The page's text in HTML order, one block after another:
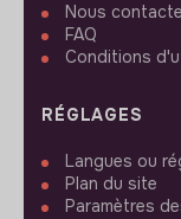
Nous
FAQ
Conditions
RÉGLAGES
Langues ou
Plan du site
Paramètres